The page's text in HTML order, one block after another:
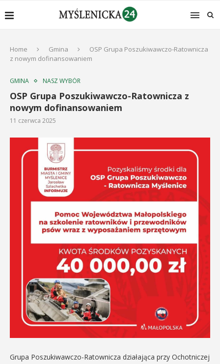
Home Gmina
OSP Grupa Poszukiwawczo-Ratownicza
z nowym dofinansowaniem
GMINA NASZ WYBÓR
OSP Grupa Poszukiwawczo-Ratownicza z
nowym dofinansowaniem
11 czerwca 2025
Grupa Poszukiwawczo-Ratownicza działająca przy Ochotniczej